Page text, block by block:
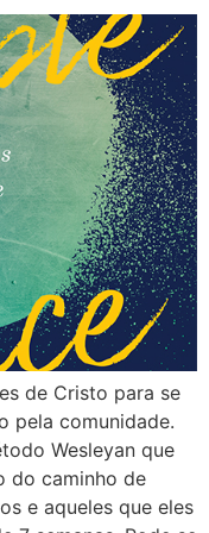
de Cristo para se
pela comunidade.
Wesleyan que
do caminho de
e aqueles que eles